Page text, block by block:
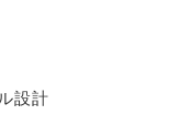
設計